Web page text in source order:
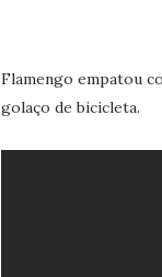
Flamengo empatou
golaço de bicicleta.